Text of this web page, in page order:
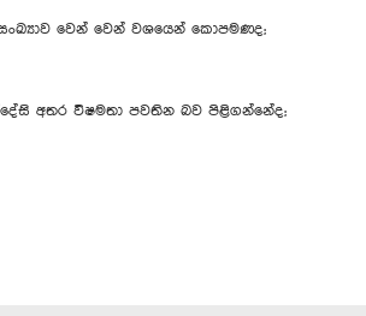
වෙන් වෙන් වශයෙන් කොපමණද;
අතර විෂමතා පවතින බව පිළිගන්නේද;